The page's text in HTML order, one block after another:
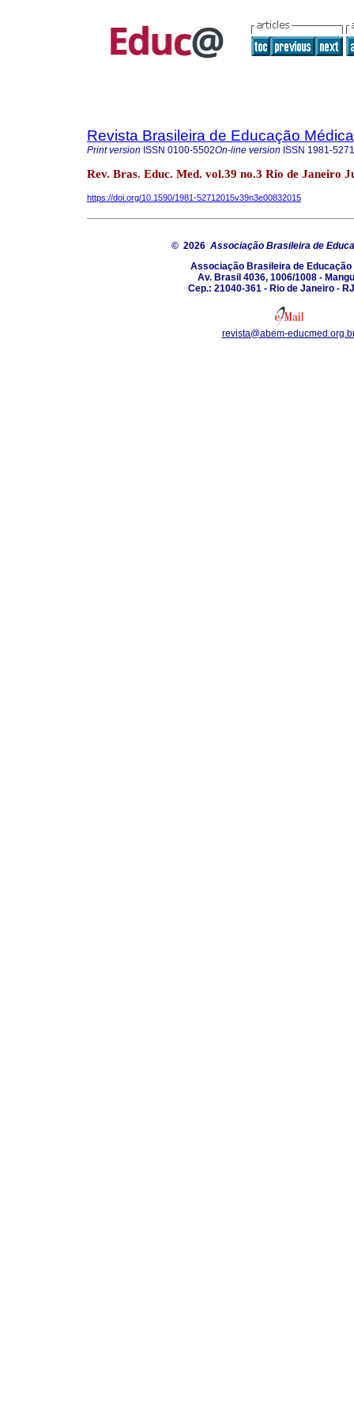
Revista Brasileira de Educação Médica
Print version ISSN 0100-5502On-line version ISSN 1981-5271
Rev. Bras. Educ. Med. vol.39 no.3 Rio de Janeiro
https://doi.org/10.1590/1981-52712015v39n3e00832015
© 2026 Associação Brasileira de
Associação Brasileira de Educação
Av. Brasil 4036, 1006/1008 -
Cep.: 21040-361 - Rio de Janeiro -
revista@abem-